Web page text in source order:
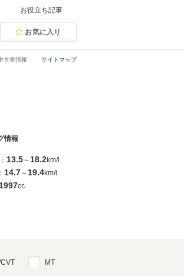
お役立ち記事
お気に入り
サイトマップ
古車情報
情報
13.5～ 18.2km/l
14.7～ 19.4km/l
1997cc
MT